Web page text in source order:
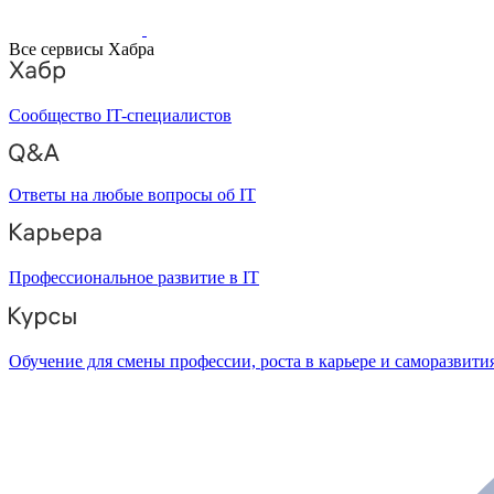
Все сервисы Хабра
Сообщество IT-специалистов
Ответы на любые вопросы об IT
Профессиональное развитие в IT
Обучение для смены профессии, роста в карьере и